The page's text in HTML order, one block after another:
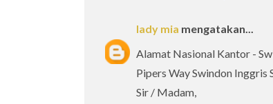
lady mia mengatakan...
Alamat Nasional Kantor -
Pipers Way Swindon Inggris
Sir / Madam,